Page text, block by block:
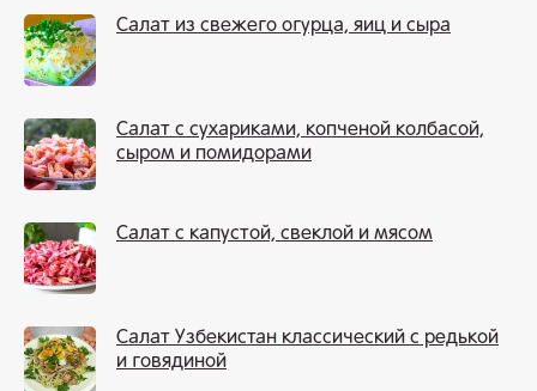
Салат из свежего огурца, яиц и сыра
Салат с сухариками, копченой колбасой,
сыром и помидорами
Салат с капустой, свеклой и мясом
Салат Узбекистан классический с редькой
и говядиной